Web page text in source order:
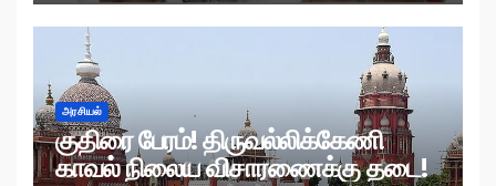
அரசியல்
குதிரை பேரம்! திருவல்லிக்கேணி
காவல் நிலைய விசாரணைக்கு தடை!